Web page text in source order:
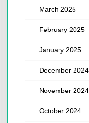
March 2025
February 2025
January 2025
December 2024
November 2024
October 2024